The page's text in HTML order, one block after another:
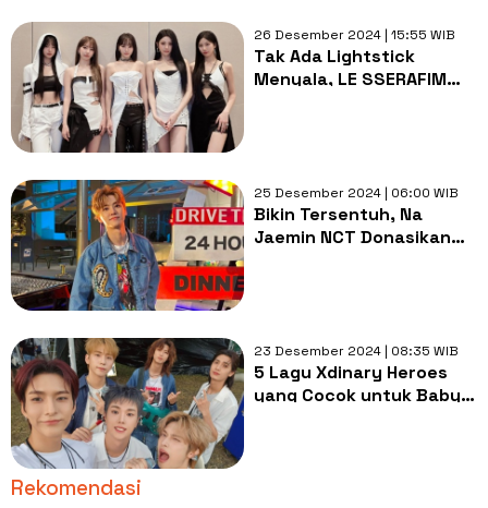
26 Desember 2024 | 15:55 WIB
Tak Ada Lightstick
Menyala, LE SSERAFIM
25 Desember 2024 | 06:00 WIB
Bikin Tersentuh, Na
Jaemin NCT Donasikan
23 Desember 2024 | 08:35 WIB
5 Lagu Xdinary Heroes
yang Cocok untuk Baby
Rekomendasi